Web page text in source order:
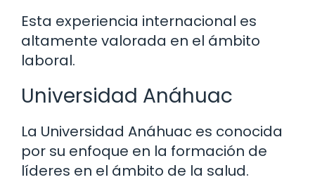
Esta experiencia internacional es
altamente valorada en el ámbito
laboral.
Universidad Anáhuac
La Universidad Anáhuac es conocida
por su enfoque en la formación de
líderes en el ámbito de la salud.